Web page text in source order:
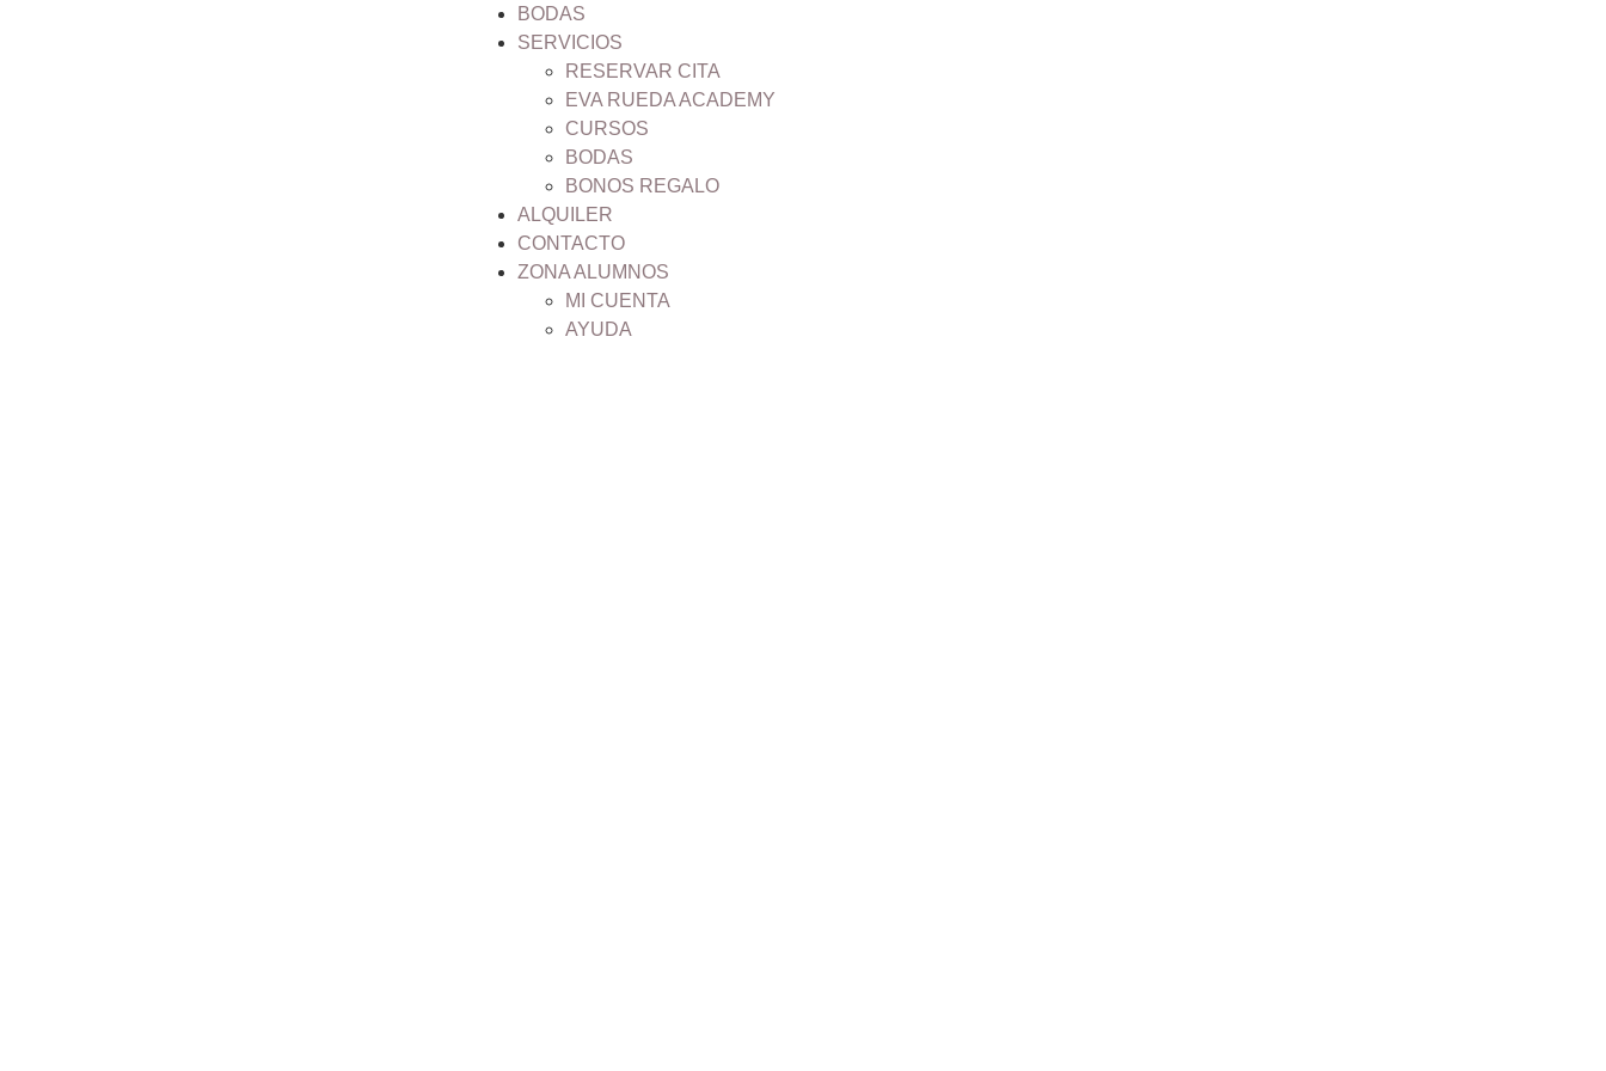
BODAS
SERVICIOS
RESERVAR CITA
EVA RUEDA ACADEMY
CURSOS
BODAS
BONOS REGALO
ALQUILER
CONTACTO
ZONA ALUMNOS
MI CUENTA
AYUDA